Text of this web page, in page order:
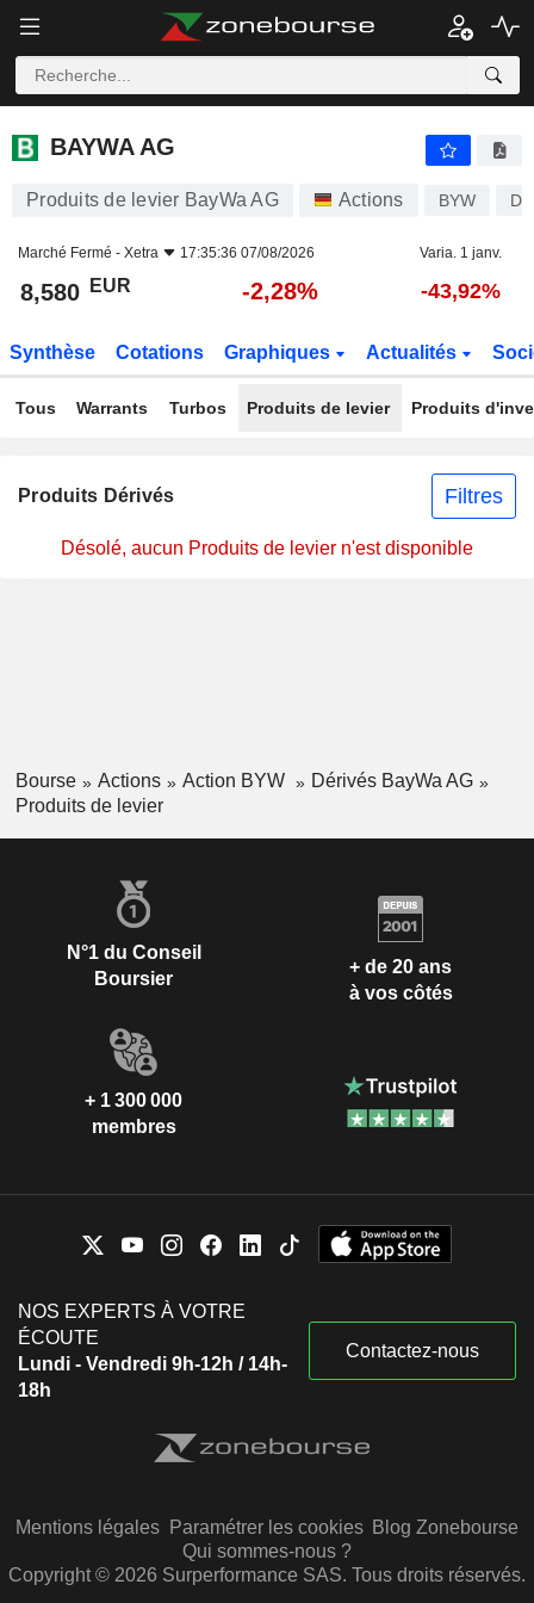
BAYWA AG
BAYWA AG
Produits de levier BayWa AG Actions BYW
Marché Fermé - Xetra 17:35:36 07/08/2026 Varia. 1 janv.
8,580 EUR -2,28% -43,92%
Synthèse Cotations Graphiques Actualités
Tous Warrants Turbos Produits de levier Produits
Produits Dérivés Filtres
Désolé, aucun Produits de levier n'est disponible
Bourse Actions Action BYW
Dérivés BayWa AG
Produits de levier
N°1 du Conseil
Boursier
+ de 20 ans
à vos côtés
+ 1 300 000
membres
NOS EXPERTS À VOTRE
ÉCOUTE
Lundi - Vendredi 9h-12h / 14h-
18h
Contactez-nous
Mentions légales Paramétrer les cookies Blog Zonebourse
Qui sommes-nous ?
Copyright © 2026 Surperformance SAS. Tous droits réservés.